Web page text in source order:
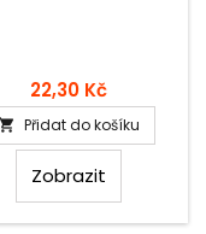
Cena
22,30 Kč
Přidat do košíku
Zobrazit